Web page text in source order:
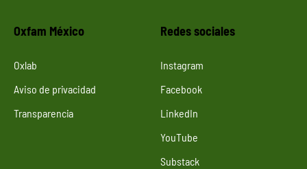
Oxfam México
Oxlab
Aviso de privacidad
Transparencia
Redes sociales
Instagram
Facebook
LinkedIn
YouTube
Substack